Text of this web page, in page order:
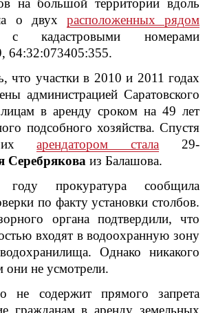
о двух расположенных рядом
номерами
64:32:073405:355.
что участки в 2010 и 2011 годах
администрацией Саратовского
в аренду сроком на 49 лет
подсобного хозяйства. Спустя
ихарендатором стала 29-
Серебрякова из Балашова.
прокуратура сообщила
по факту установки столбов.
органа подтвердили, что
входят в водоохранную зону
Однако никакого
они не усмотрели.
не содержит прямого запрета
гражданам в аренду земельных